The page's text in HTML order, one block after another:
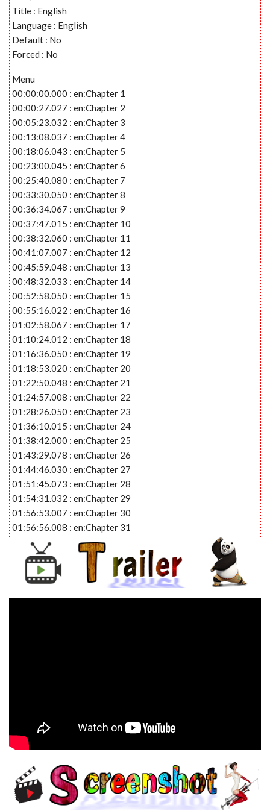
Title : English
Language : English
Default : No
Forced : No
Menu
00:00:00.000 : en:Chapter 1
00:00:27.027 : en:Chapter 2
00:05:23.032 : en:Chapter 3
00:13:08.037 : en:Chapter 4
00:18:06.043 : en:Chapter 5
00:23:00.045 : en:Chapter 6
00:25:40.080 : en:Chapter 7
00:33:30.050 : en:Chapter 8
00:36:34.067 : en:Chapter 9
00:37:47.015 : en:Chapter 10
00:38:32.060 : en:Chapter 11
00:41:07.007 : en:Chapter 12
00:45:59.048 : en:Chapter 13
00:48:32.033 : en:Chapter 14
00:52:58.050 : en:Chapter 15
00:55:16.022 : en:Chapter 16
01:02:58.067 : en:Chapter 17
01:10:24.012 : en:Chapter 18
01:16:36.050 : en:Chapter 19
01:18:53.020 : en:Chapter 20
01:22:50.048 : en:Chapter 21
01:24:57.008 : en:Chapter 22
01:28:26.050 : en:Chapter 23
01:36:10.015 : en:Chapter 24
01:38:42.000 : en:Chapter 25
01:43:29.078 : en:Chapter 26
01:44:46.030 : en:Chapter 27
01:51:45.073 : en:Chapter 28
01:54:31.032 : en:Chapter 29
01:56:53.007 : en:Chapter 30
01:56:56.008 : en:Chapter 31